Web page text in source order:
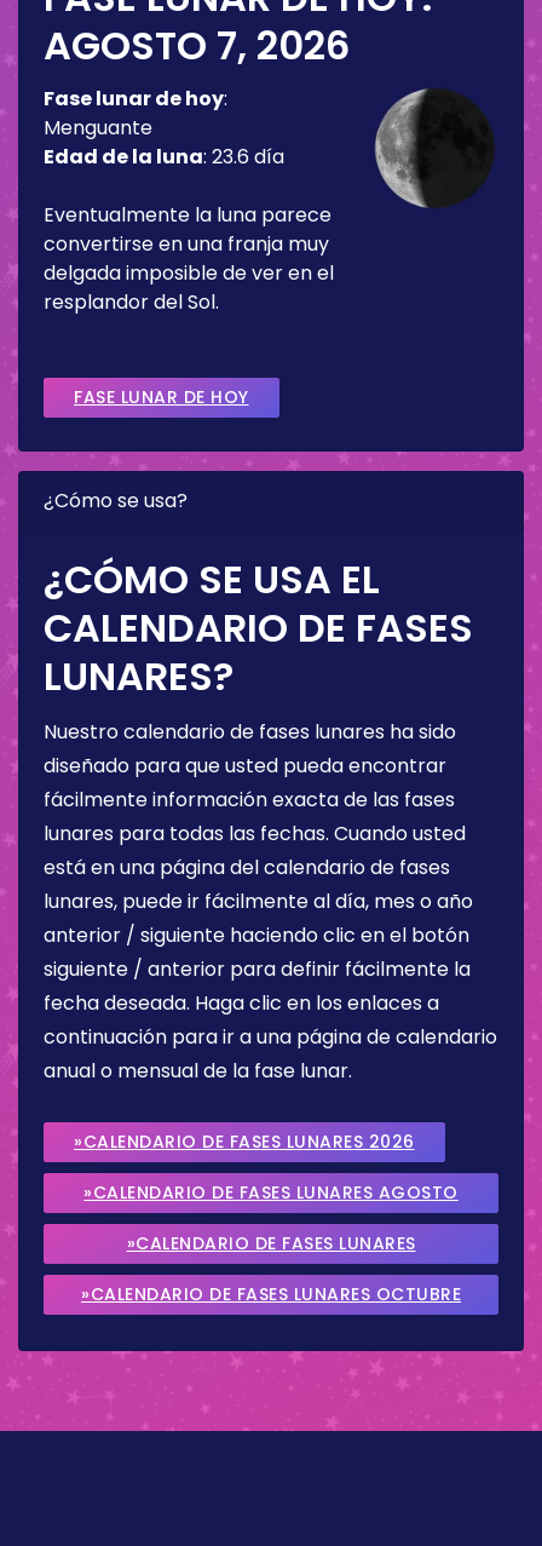
AGOSTO 7, 2026
Fase lunar de hoy:
Menguante
Edad de la luna: 23.6 día
Eventualmente la luna parece
convertirse en una franja muy
delgada imposible de ver en el
resplandor del Sol.
FASE LUNAR DE HOY
¿Cómo se usa?
¿CÓMO SE USA EL
CALENDARIO DE FASES
LUNARES?
Nuestro calendario de fases lunares ha sido
diseñado para que usted pueda encontrar
fácilmente información exacta de las fases
lunares para todas las fechas. Cuando usted
está en una página del calendario de fases
lunares, puede ir fácilmente al día, mes o año
anterior / siguiente haciendo clic en el botón
siguiente / anterior para definir fácilmente la
fecha deseada. Haga clic en los enlaces a
continuación para ir a una página de calendario
anual o mensual de la fase lunar.
»CALENDARIO DE FASES LUNARES 2026
»CALENDARIO DE FASES LUNARES AGOSTO
2026
»CALENDARIO DE FASES LUNARES
SEPTIEMBRE 2026
»CALENDARIO DE FASES LUNARES OCTUBRE